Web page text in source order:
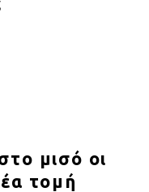
μισό οι
τομή